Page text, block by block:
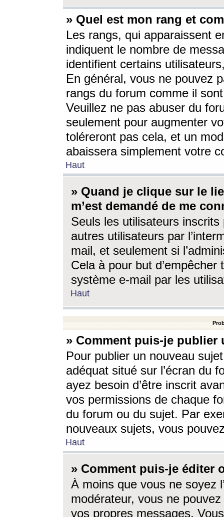
» Quel est mon rang et
Les rangs, qui apparaissent
indiquent le nombre de
identifient certains
En général, vous ne pouvez
rangs du forum comme il
Veuillez ne pas abuser du
seulement pour augmenter
toléreront pas cela, et un
abaissera simplement votre
Haut
» Quand je clique sur le
m’est demandé de me
Seuls les utilisateurs
autres utilisateurs par
mail, et seulement si
Cela à pour but
système e-mail par les
Haut
» Comment puis-je
Pour publier un nouveau
adéquat situé sur l’écran du
ayez besoin d’être inscrit
vos permissions de chaque
du forum ou du sujet. Par
nouveaux sujets, vous
Haut
» Comment puis-je éditer
À moins que vous ne soyez
modérateur, vous ne
vos propres messages.